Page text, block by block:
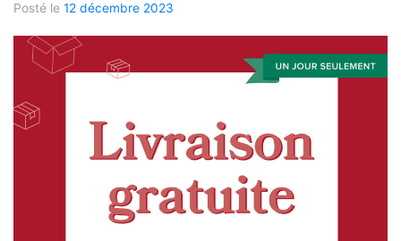
Posté le 12 décembre 2023